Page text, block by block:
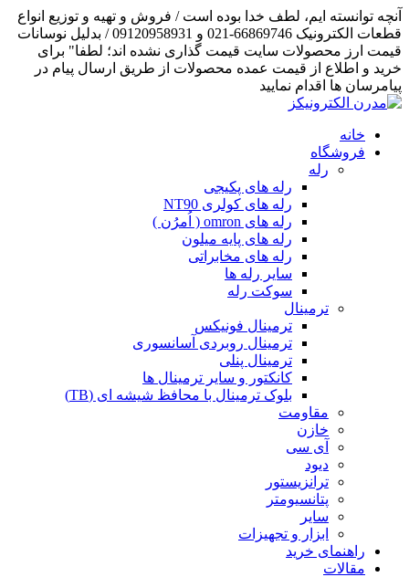
آنچه توانسته ایم، لطف خدا بوده است / فروش و تهیه و توزیع انواع
قطعات الکترونیک 66869746-021 و 09120958931 / بدلیل نوسانات
قیمت ارز محصولات سایت قیمت گذاری نشده اند؛ لطفا" برای
خرید و اطلاع از قیمت عمده محصولات از طریق ارسال پیام در
پیامرسان ها اقدام نمایید
خانه
فروشگاه
رله
رله های پکیجی
رله های کولری NT90
رله های omron ( اُمرُن )
رله های پایه میلون
رله های مخابراتی
سایر رله ها
سوکت رله
ترمینال
ترمینال فونیکس
ترمینال روبردی آسانسوری
ترمینال پنلی
کانکتور و سایر ترمینال ها
بلوک ترمینال با محافظ شیشه ای (TB)
مقاومت
خازن
آی سی
دیود
ترانزیستور
پتانسیومتر
سایر
ابزار و تجهیزات
راهنمای خرید
مقالات